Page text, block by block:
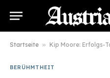
Startseite » Kip Moore: Erfolgs-
BERÜHMTHEIT